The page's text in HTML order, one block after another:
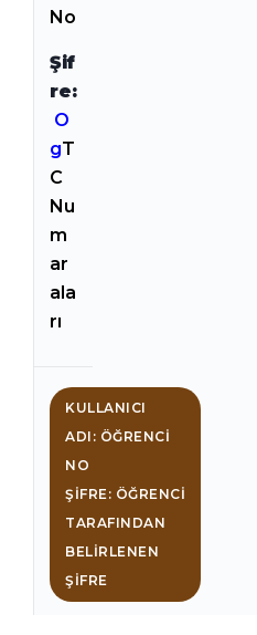
No
Şif
re:
O
gT
C
Nu
m
ar
ala
rı
KULLANICI
ADI: ÖĞRENCI
NO
ŞIFRE: ÖĞRENCI
TARAFINDAN
BELIRLENEN
ŞIFRE